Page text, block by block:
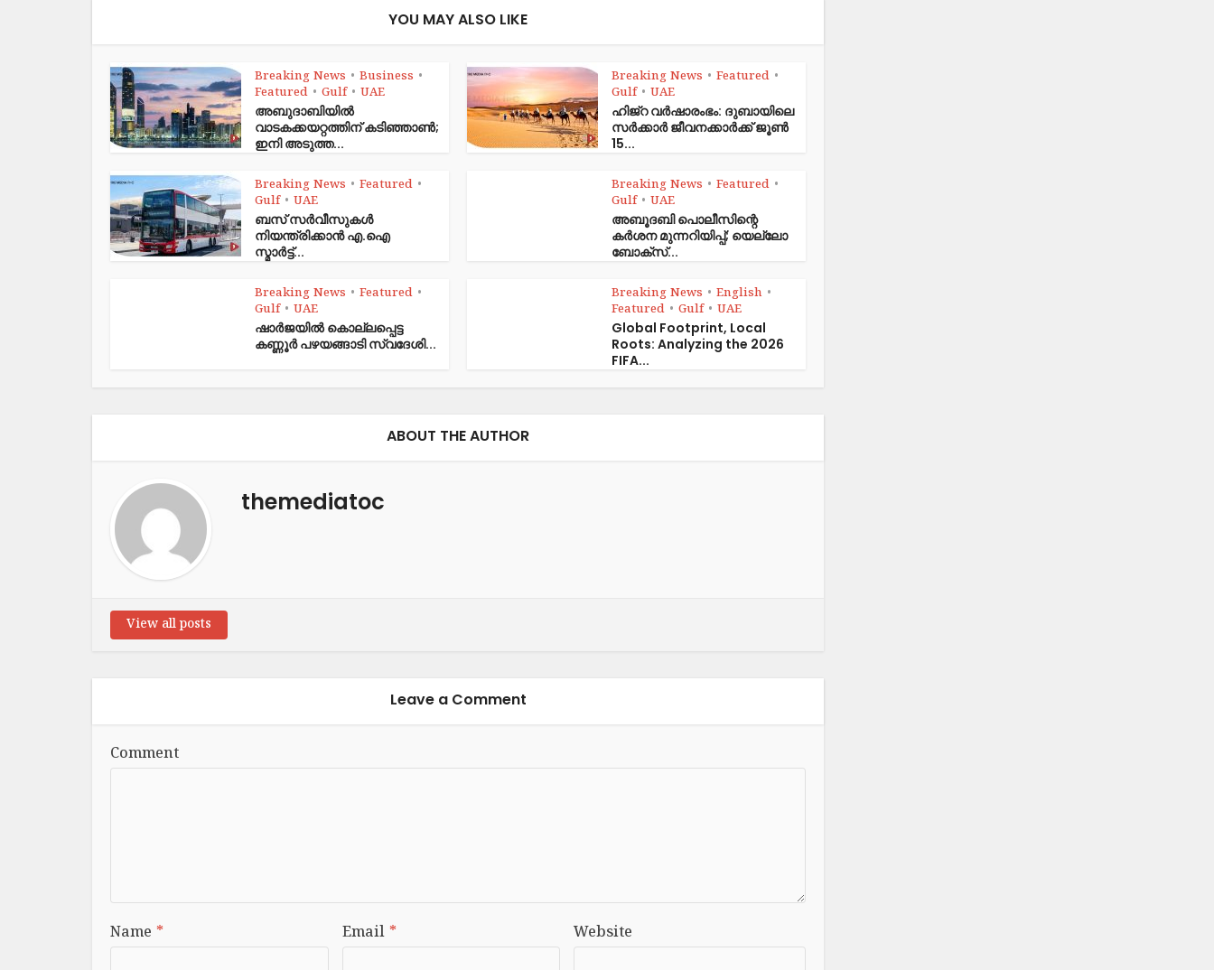
YOU MAY ALSO LIKE
Breaking News • Business •
Featured • Gulf • UAE
അബുദാബിയിൽ
വാടകക്കയറ്റത്തിന് കടിഞ്ഞാൺ;
ഇനി അടുത്ത...
Breaking News • Featured •
Gulf • UAE
ഹിജ്‌റ വർഷാരംഭം: ദുബായിലെ
സർക്കാർ ജീവനക്കാർക്ക് ജൂൺ
15...
Breaking News • Featured •
Gulf • UAE
ബസ് സർവീസുകൾ
നിയന്ത്രിക്കാൻ എ.ഐ
സ്മാർട്ട്...
Breaking News • Featured •
Gulf • UAE
അബൂദബി പൊലീസിന്റെ
കർശന മുന്നറിയിപ്പ്; യെല്ലോ
ബോക്സ്...
Breaking News • Featured •
Gulf • UAE
ഷാര്‍ജയില്‍ കൊല്ലപ്പെട്ട
കണ്ണൂര്‍ പഴയങ്ങാടി സ്വദേശി...
Breaking News • English •
Featured • Gulf • UAE
Global Footprint, Local
Roots: Analyzing the 2026
FIFA...
ABOUT THE AUTHOR
themediatoc
View all posts
Leave a Comment
Comment
Name * Email * Website